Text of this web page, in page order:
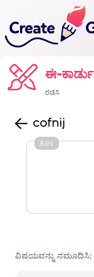
ಈ-ಕಾರ್ಡು
ರಚಿಸಿ
cofnij
Ads
ವಿಷಯವನ್ನು ನಮೂದಿಸಿ: